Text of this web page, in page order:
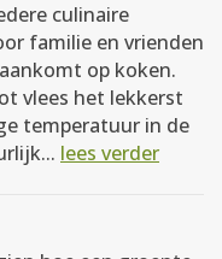
culinaire
familie en vrienden
op koken.
vlees het lekkerst
temperatuur in de
lees verder